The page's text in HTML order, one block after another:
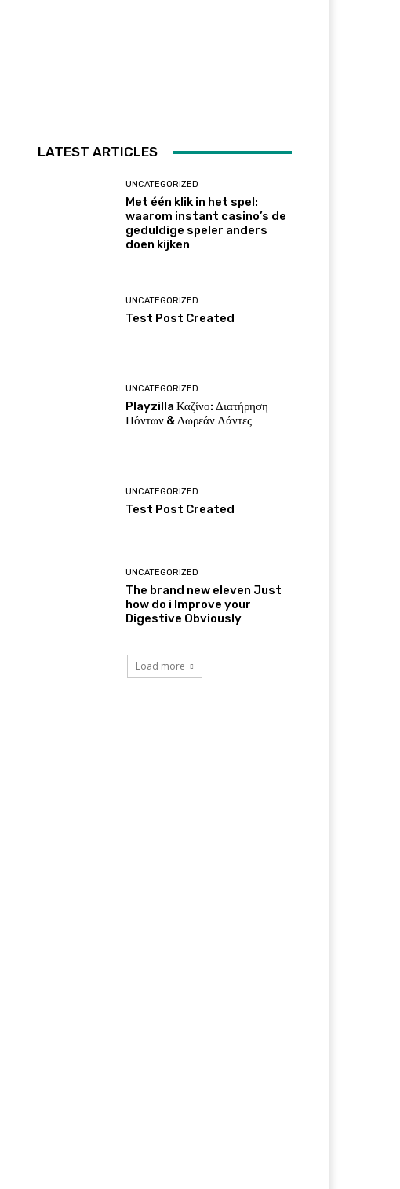
LATEST ARTICLES
UNCATEGORIZED
Met één klik in het spel:
waarom instant casino’s de
geduldige speler anders
doen kijken
UNCATEGORIZED
Test Post Created
UNCATEGORIZED
Playzilla Καζίνο: Διατήρηση
Πόντων & Δωρεάν Λάντες
UNCATEGORIZED
Test Post Created
UNCATEGORIZED
The brand new eleven Just
how do i Improve your
Digestive Obviously
Load more